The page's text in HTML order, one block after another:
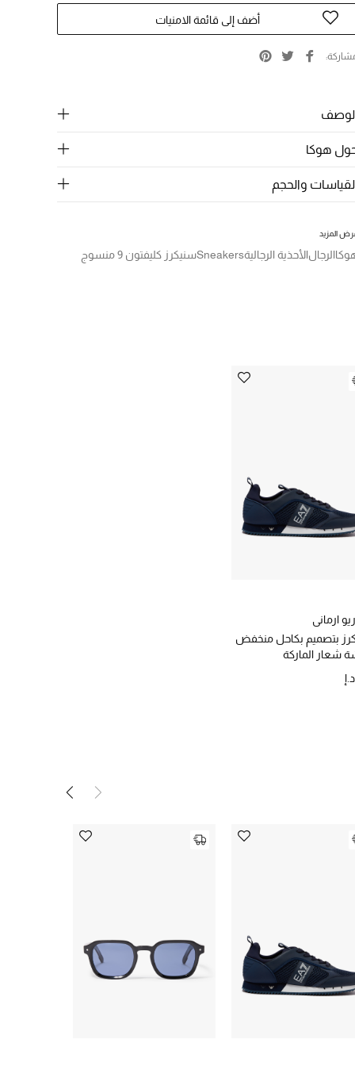
أضف إلى قائمة الامنيات
هوكا
والحجم
المزيد
الرجالالأحذية الرجاليةSneakersسنيكرز كليفتون 9 منسوج
ارماني
بتصميم بكاحل منخفض
شعار الماركة